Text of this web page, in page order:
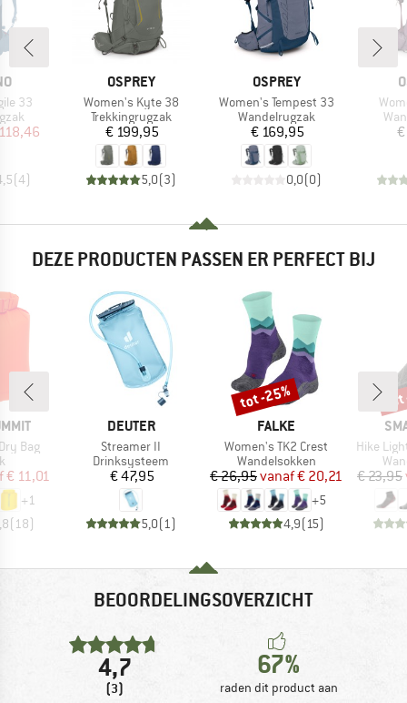
33
prijs
(4)
MERK
OSPREY
Artikel
Women's Kyte 38
Productgroep
Trekkingrugzak
Prijs
€ 199,95
5,0(3)
MERK
OSPREY
Artikel
Women's Tempest 33
Productgroep
Wandelrugzak
Prijs
€ 169,95
0,0(0)
DEZE PRODUCTEN PASSEN ER PERFECT BIJ
Bag
prijs
€ 11,01
+1
(18)
MERK
DEUTER
Artikel
Streamer II
Productgroep
Drinksysteem
Prijs
€ 47,95
5,0(1 )
MERK
FALKE
Artikel
Women's TK2 Crest
Productgroep
Wandelsokken
Prijs
€ 26,95 Verlaagde prijs
vanaf€ 20,21
+5
4,9(15)
Korting
tot -25%
Artikel
Hike
€ 23,95
BEOORDELINGSOVERZICHT
4,7
(3)
67%
raden dit product aan